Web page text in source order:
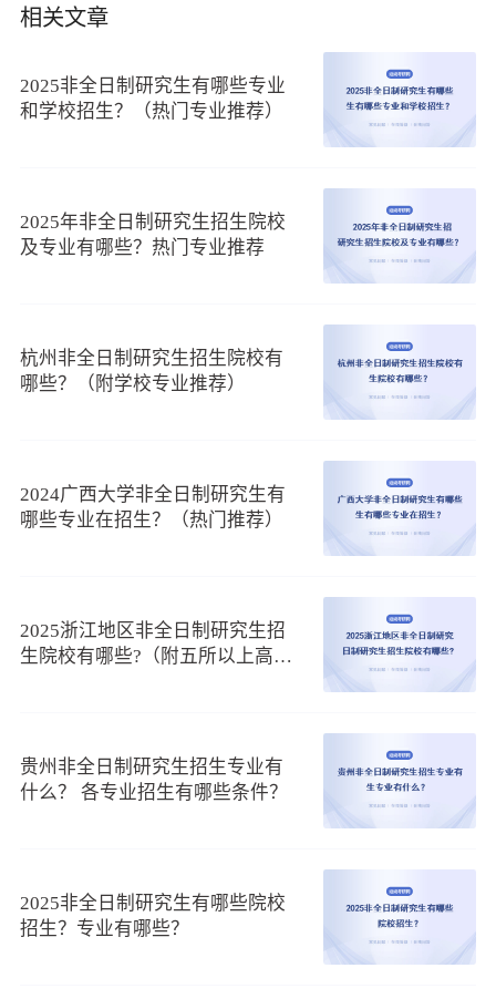
必须具备过硬的专业实力，因此部分报考者选择攻读新疆农业
大学非全日制研究生，以此来助力自己升职加薪。那么该校非
全日制研究生热门招生专业有哪些呢？下面进行阐述。
专业有三个，分别为MEM、MPA、MPAcc，下面为大家介绍各
个专业具体信息：
专业一、MEM
的迫切需求，提高我国工程管理人才质量。该项目学习年限为
3年，学费总计为2.7万，上课方式为周末班和集中班。
公共管理理论，精通先进分析方法及技术的公共管理专业人
才。该专业学制是3年，学费数额为2.7万，上课方式是面授，
主要借助周六日或国家法定节假日进行课程学习。
新疆农业大学MPAcc主要培养掌握现代会计理论与实务以
及相关领域的知识与技能，具备会计工作领导能力的高素质会
计人才。考生毕业后可从事会计师、财务管理、会计实务操作
等工作。该项目学制是3年，学费是2.7万，上课方式比较灵
上文为大家简单介绍了该校非全日制研究生热门招生专业
有MEM、MPA、MPAcc三个，意向学员可根据自身情况选择适
在线咨询125在职研究生招生信息网的老师。
（3）新疆农业大学非全日制研究生热门招生专业推
相关文章
2025非全日制研究生有哪些专业
和学校招生？（热门专业推荐）
2025年非全日制研究生招生院校
及专业有哪些？热门专业推荐
杭州非全日制研究生招生院校有
哪些？（附学校专业推荐）
2024广西大学非全日制研究生有
哪些专业在招生？（热门推荐）
2025浙江地区非全日制研究生招
生院校有哪些?（附五所以上高校
贵州非全日制研究生招生专业有
什么？ 各专业招生有哪些条件？
2025非全日制研究生有哪些院校
招生？专业有哪些？